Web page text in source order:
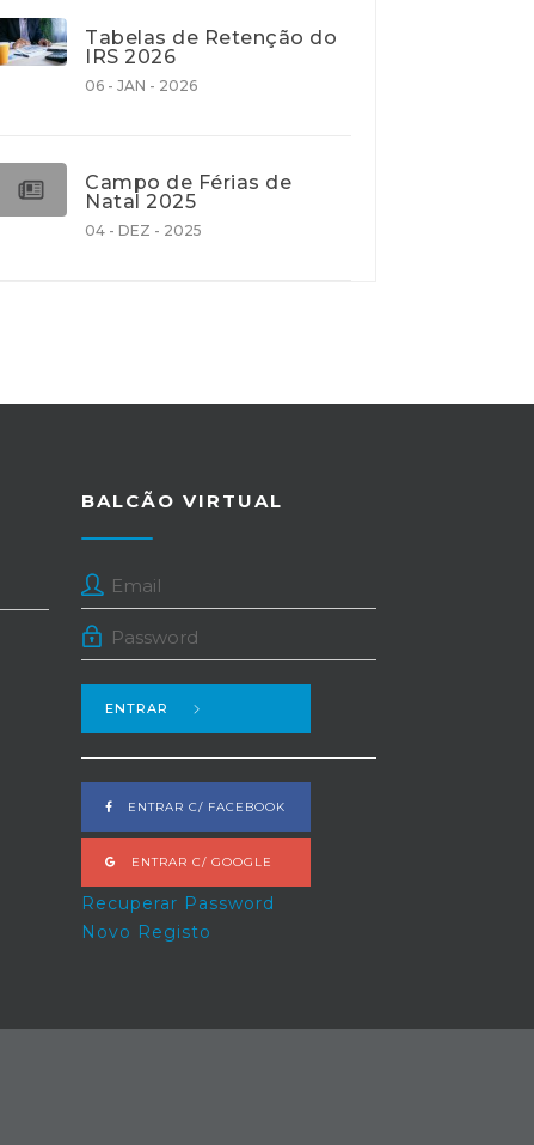
Tabelas de Retenção do
IRS 2026
06 - JAN - 2026
Campo de Férias de
Natal 2025
04 - DEZ - 2025
BALCÃO VIRTUAL
ENTRAR
ENTRAR C/ FACEBOOK
ENTRAR C/ GOOGLE
Recuperar Password
Novo Registo